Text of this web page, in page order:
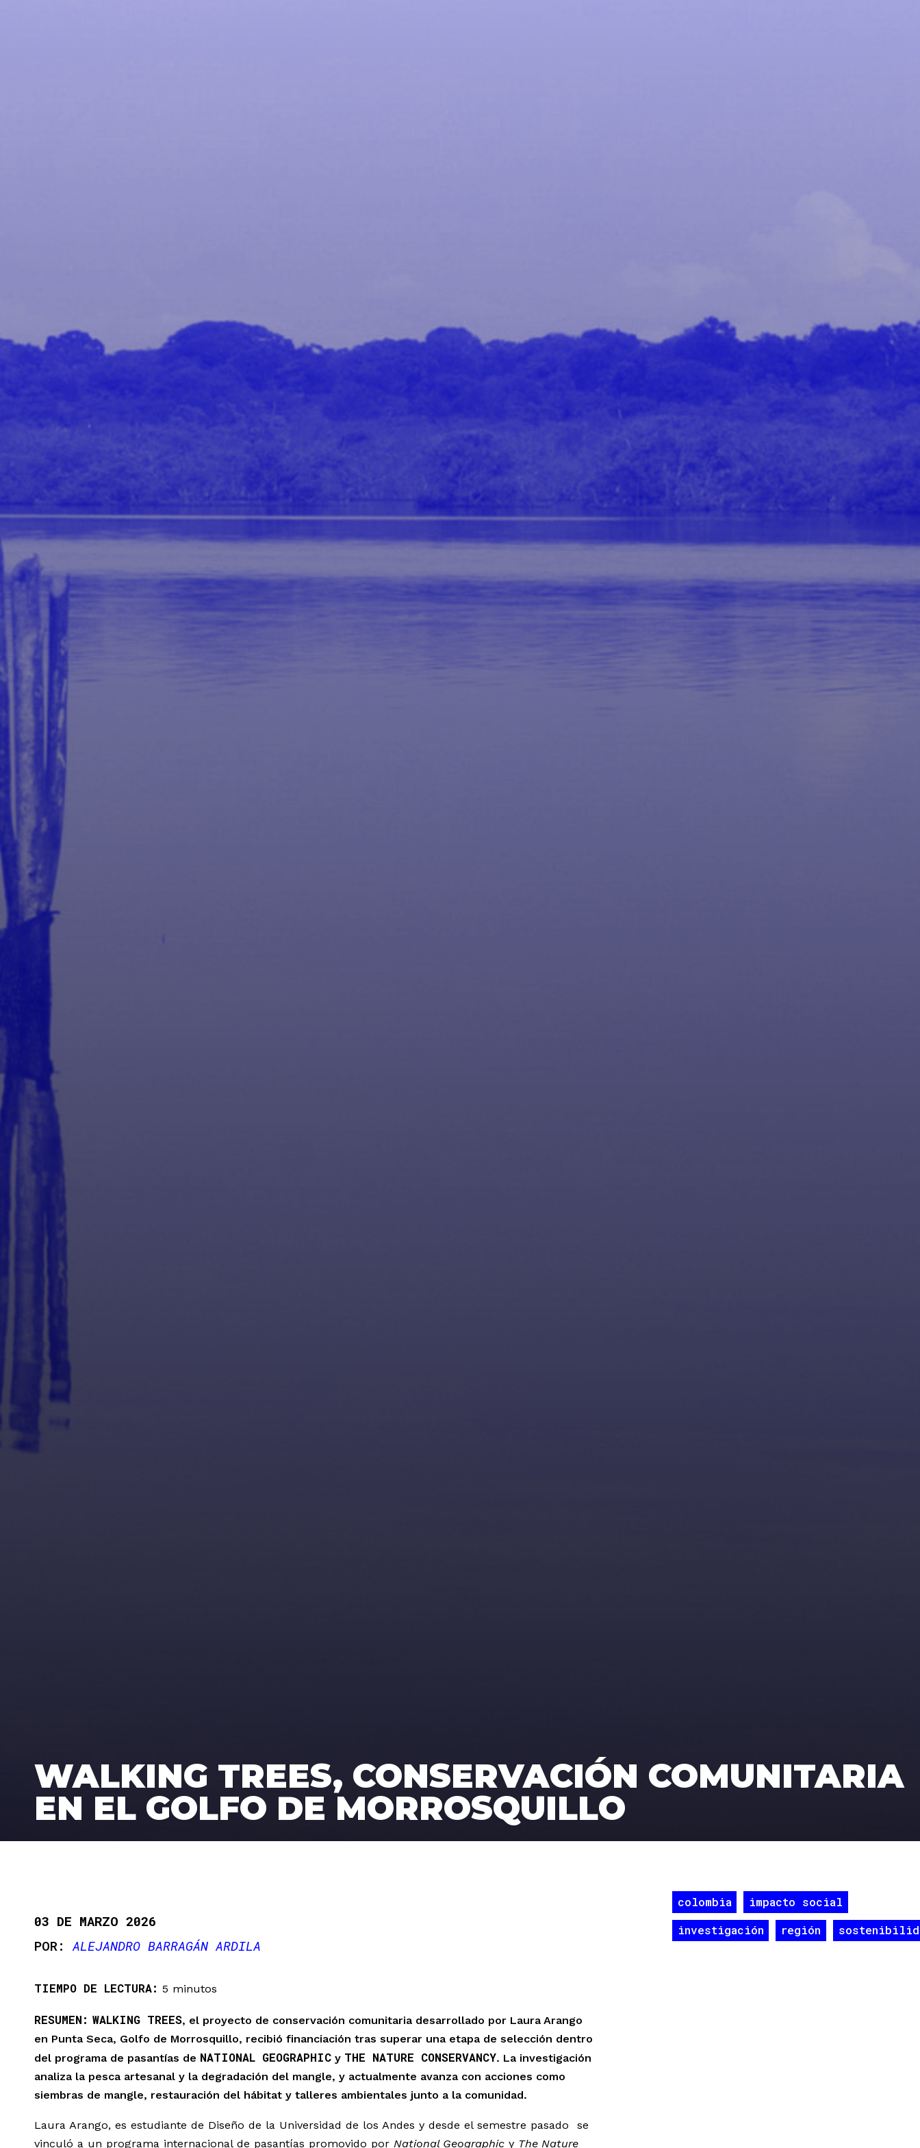
WALKING TREES, CONSERVACIÓN COMUNITARIA
EN EL GOLFO DE MORROSQUILLO
colombia
impacto social
investigación
región
03 DE MARZO 2026
ALEJANDRO BARRAGÁN ARDILA
TIEMPO DE LECTURA: 5 minutos
RESUMEN: WALKING TREES, el proyecto de conservación comunitaria desarrollado por Laura Arango
en Punta Seca, Golfo de Morrosquillo, recibió financiación tras superar una etapa de selección dentro
del programa de pasantías de NATIONAL GEOGRAPHIC y THE NATURE CONSERVANCY. La investigación
analiza la pesca artesanal y la degradación del mangle, y actualmente avanza con acciones como
siembras de mangle, restauración del hábitat y talleres ambientales junto a la comunidad.
Laura Arango, es estudiante de Diseño de la Universidad de los Andes y desde el semestre pasado se
vinculó a un programa internacional de pasantías promovido por National Geographic y The Nature